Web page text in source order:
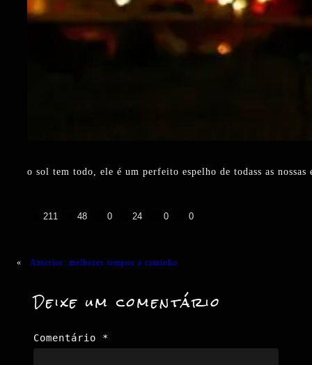
o sol tem todo, ele é um perfeito espelho de todass as
211 48 0 24 0 0
« Anterior: melhores tempos a caminho
Deixe um comentário
Comentário *